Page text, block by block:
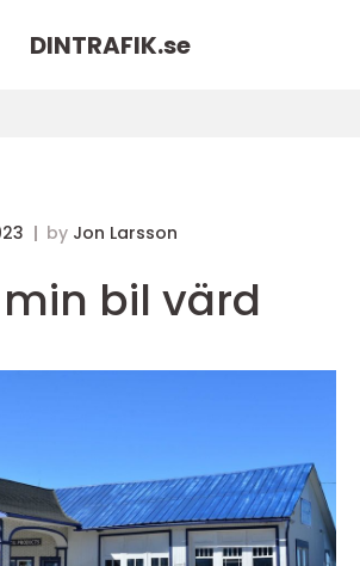
DINTRAFIK.se
by Jon Larsson
bil värd